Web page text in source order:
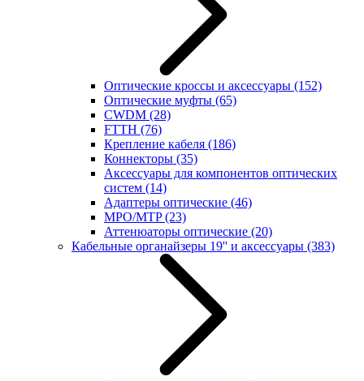
Оптические кроссы и аксессуары (152)
Оптические муфты (65)
CWDM (28)
FTTH (76)
Крепление кабеля (186)
Коннекторы (35)
Аксессуары для компонентов оптических
систем (14)
Адаптеры оптические (46)
MPO/MTP(23)
Аттенюаторы оптические (20)
Кабельные органайзеры 19'' и аксессуары (383)